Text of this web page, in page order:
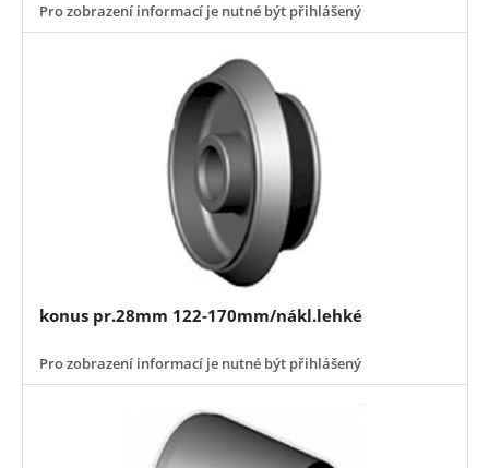
Pro zobrazení informací je nutné být přihlášený
konus pr.28mm 122-170mm/nákl.lehké
Pro zobrazení informací je nutné být přihlášený